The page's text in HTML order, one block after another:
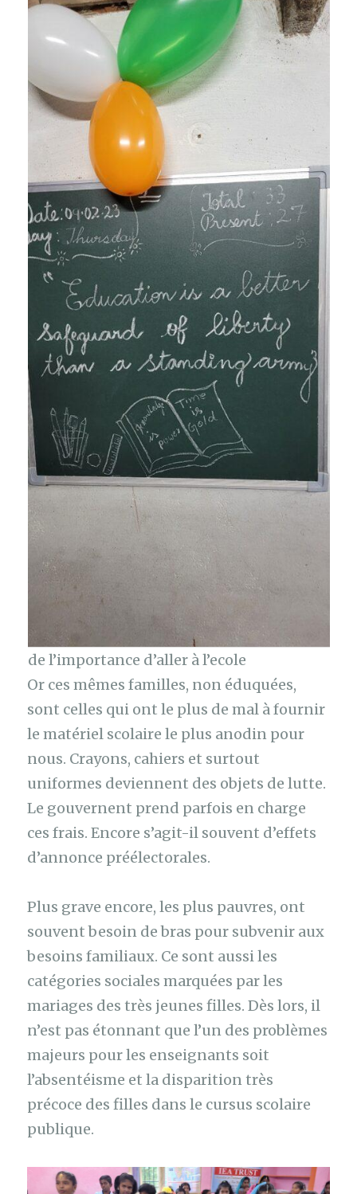
de l’importance d’aller à l’ecole
Or ces mêmes familles, non éduquées,
sont celles qui ont le plus de mal à fournir
le matériel scolaire le plus anodin pour
nous. Crayons, cahiers et surtout
uniformes deviennent des objets de lutte.
Le gouvernent prend parfois en charge
ces frais. Encore s’agit-il souvent d’effets
d’annonce préélectorales.
Plus grave encore, les plus pauvres, ont
souvent besoin de bras pour subvenir aux
besoins familiaux. Ce sont aussi les
catégories sociales marquées par les
mariages des très jeunes filles. Dès lors, il
n’est pas étonnant que l’un des problèmes
majeurs pour les enseignants soit
l’absentéisme et la disparition très
précoce des filles dans le cursus scolaire
publique.